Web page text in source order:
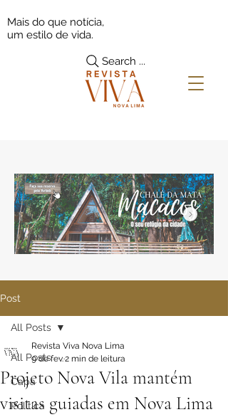
Search ...
Mais do que notícia,
um estilo de vida.
Post
All Posts
Capa
Política
All Posts
Projeto Nova Vila mantém
visitas guiadas em Nova Lima
Revista Viva Nova Lima
9 de fev.2 min de leitura